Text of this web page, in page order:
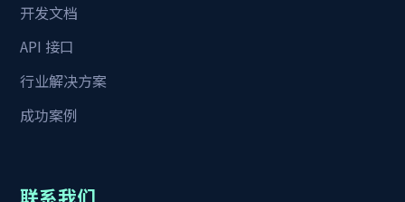
开发文档
API 接口
行业解决方案
成功案例
联系我们